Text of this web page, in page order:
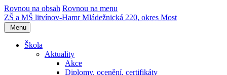
Rovnou na obsah Rovnou na menu
ZŠ a MŠ litvínov-HamrMládežnická 220, okres Most
Menu
Škola
Aktuality
Akce
Diplomy, ocenění, certifikáty